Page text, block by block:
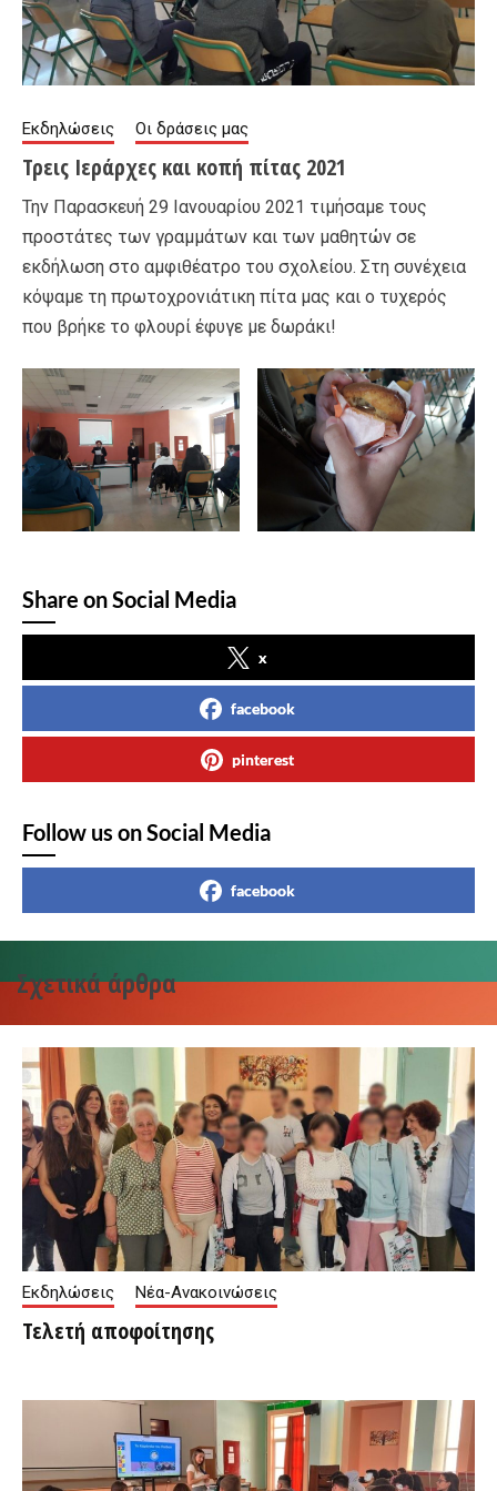
Εκδηλώσεις Οι δράσεις μας
Τρεις Ιεράρχες και κοπή πίτας 2021
Την Παρασκευή 29 Ιανουαρίου 2021 τιμήσαμε τους
προστάτες των γραμμάτων και των μαθητών σε
εκδήλωση στο αμφιθέατρο του σχολείου. Στη συνέχεια
κόψαμε τη πρωτοχρονιάτικη πίτα μας και ο τυχερός
που βρήκε το φλουρί έφυγε με δωράκι!
Share on Social Media
x
facebook
pinterest
Follow us on Social Media
facebook
Σχετικά άρθρα
Εκδηλώσεις Νέα-Ανακοινώσεις
Τελετή αποφοίτησης